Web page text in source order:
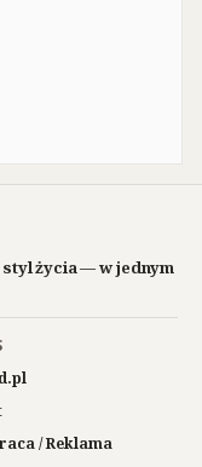
życia — w jednym
/ Reklama